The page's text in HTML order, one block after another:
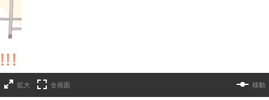
拡大 全画面 移動